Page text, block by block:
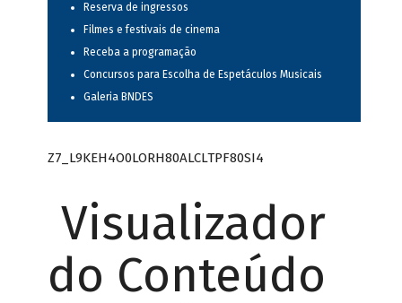
Reserva de ingressos
Filmes e festivais de cinema
Receba a programação
Concursos para Escolha de Espetáculos Musicais
Galeria BNDES
Z7_L9KEH4O0LORH80ALCLTPF80SI4
Visualizador
do Conteúdo